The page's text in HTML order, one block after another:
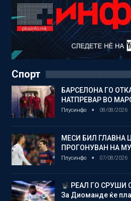
Спорт
БАРСЕЛОНА ГО
НАТПРЕВАР ВО
Плусинфо 08/08/2026
МЕСИ БИЛ ГЛАВНА
ПРОГОНУВАН НА
Плусинфо 07/08/2026
РЕАЛ ГО СРУШИ
За Диоманде ќе